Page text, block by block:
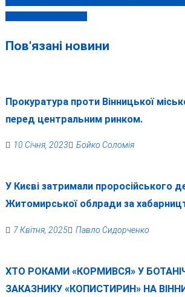
Пов'язані новини
Прокуратура проти Вінницької
перед центральним ринком.
10 Січня, 2023 Бойко Соломія
У Києві затримали проросійського
Житомирської облради за
7 Квітня, 2025 Павло Сидорченко
ХТО РОКАМИ «КОРМИВСЯ» У
ЗАКАЗНИКУ «КОПИСТИРИН» НА